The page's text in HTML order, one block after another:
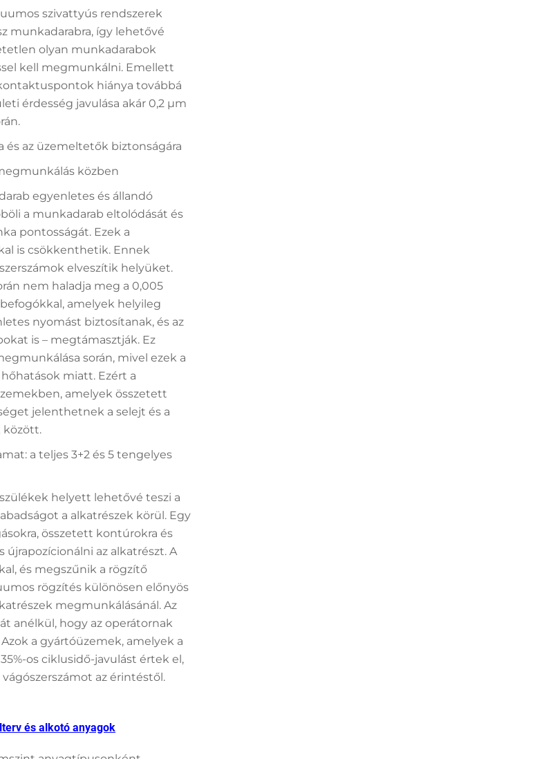
szivattyús rendszerek
munkadarabra, így lehetővé
olyan munkadarabok
kell megmunkálni. Emellett
hiánya továbbá
érdesség javulása akár 0,2 µm
és az üzemeltetők biztonságára
közben
egyenletes és állandó
a munkadarab eltolódását és
pontosságát. Ezek a
is csökkenthetik. Ennek
elveszítik helyüket.
nem haladja meg a 0,005
amelyek helyileg
nyomást biztosítanak, és az
is – megtámasztják. Ez
során, mivel ezek a
miatt. Ezért a
amelyek összetett
jelenthetnek a selejt és a
között.
a teljes 3+2 és 5 tengelyes
helyett lehetővé teszi a
a alkatrészek körül. Egy
összetett kontúrokra és
az alkatrészt. A
és megszűnik a rögzítő
rögzítés különösen előnyös
megmunkálásánál. Az
anélkül, hogy az operátornak
a gyártóüzemek, amelyek a
os ciklusidő-javulást értek el,
az érintéstől.
és alkotó anyagok